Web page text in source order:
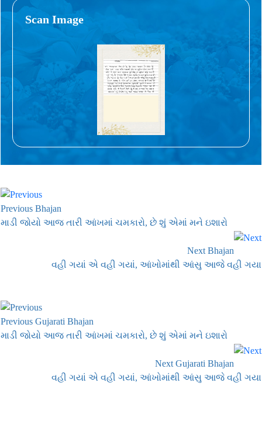
Scan Image
Previous Bhajan
માડી જોયો આજ તારી આંખમાં ચમકારો, છે શું એમાં મને ઇશારો
Next Bhajan
વહી ગયાં એ વહી ગયાં, આંખોમાંથી આંસુ આજે વહી ગયા
Previous Gujarati Bhajan
માડી જોયો આજ તારી આંખમાં ચમકારો, છે શું એમાં મને ઇશારો
Next Gujarati Bhajan
વહી ગયાં એ વહી ગયાં, આંખોમાંથી આંસુ આજે વહી ગયા